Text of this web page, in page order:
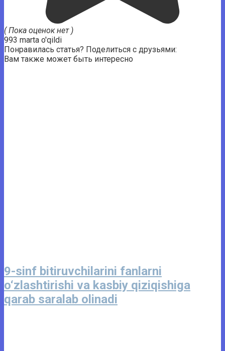
( Пока оценок нет )
993 marta o'qildi
Понравилась статья? Поделиться с друзьями:
Вам также может быть интересно
9-sinf bitiruvchilarini fanlarni
o‘zlashtirishi va kasbiy qiziqishiga
qarab saralab olinadi